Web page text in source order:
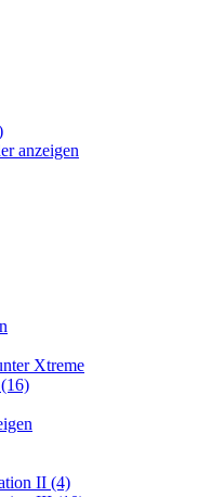
anzeigen
Xtreme
II (4)